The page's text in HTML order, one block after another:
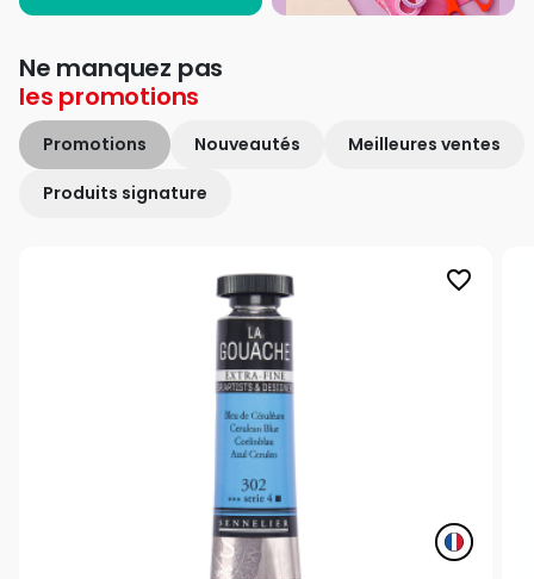
Ne manquez pas
les promotions
Promotions Nouveautés Meilleures ventes
Produits signature
favorite_border